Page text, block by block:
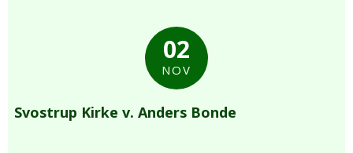
02
NOV
Svostrup Kirke v. Anders Bonde